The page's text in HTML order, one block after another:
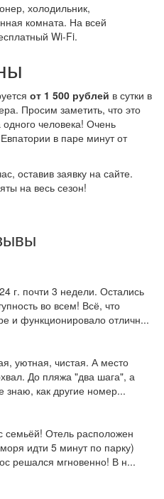
холодильник,
комната. На всей
Wi-Fi.
от 1 500 рублей в сутки в
Просим заметить, что это
человека! Очень
в паре минут от
оставив заявку на сайте.
на весь сезон!
г. почти 3 недели. Остались
во всем! Всё, что
и функционировало отличн...
уютная, чистая. А место
До пляжа "два шага", а
знаю, как другие номер...
семьёй! Отель расположен
идти 5 минут по парку)
решался мгновенно! В н...